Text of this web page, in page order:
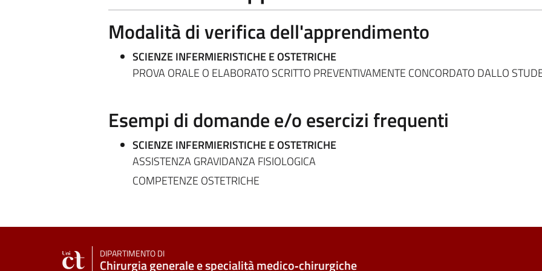
Modalità di verifica dell'apprendimento
SCIENZE INFERMIERISTICHE E OSTETRICHE
PROVA ORALE O ELABORATO SCRITTO PREVENTIVAMENTE CONCORDATO DALLO
Esempi di domande e/o esercizi frequenti
SCIENZE INFERMIERISTICHE E OSTETRICHE
ASSISTENZA GRAVIDANZA FISIOLOGICA
COMPETENZE OSTETRICHE
DIPARTIMENTO DI
Chirurgia generale e specialità medico‑chirurgiche